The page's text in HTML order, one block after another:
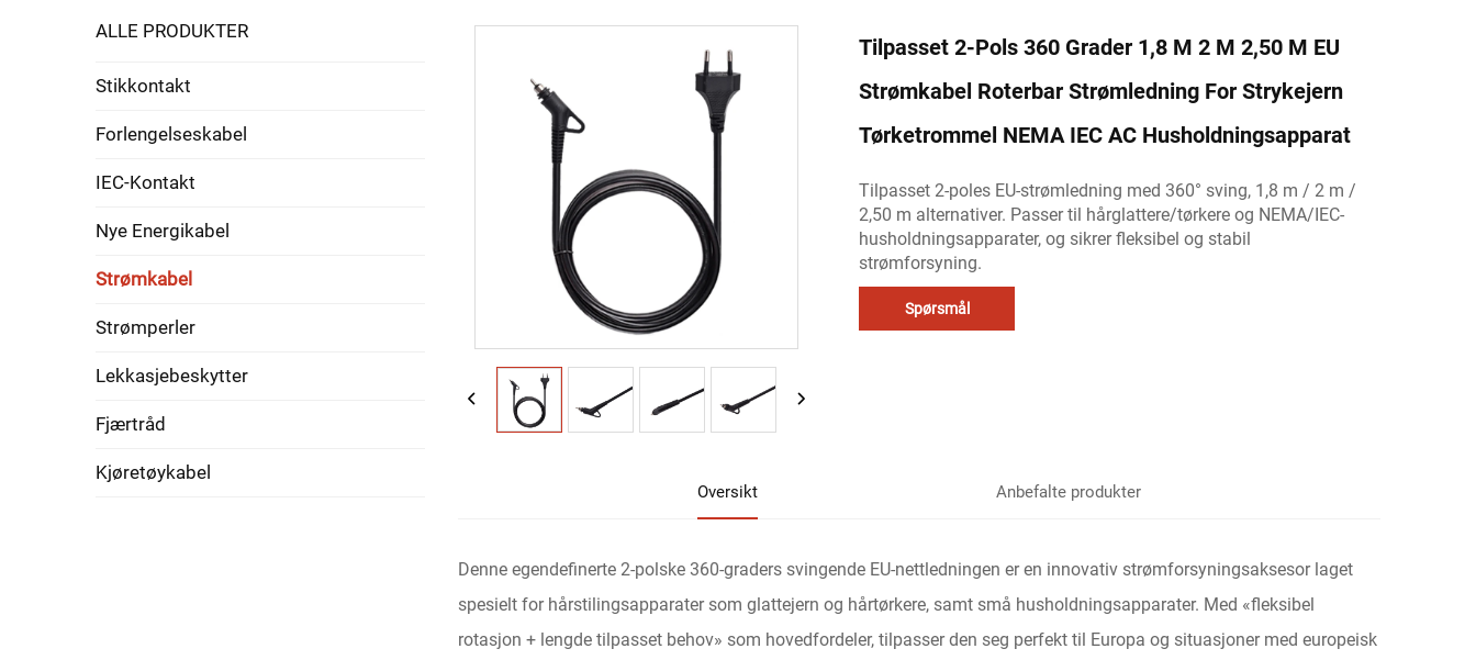
ALLE PRODUKTER
Stikkontakt
Forlengelseskabel
IEC-Kontakt
Nye Energikabel
Strømkabel
Strømperler
Lekkasjebeskytter
Fjærtråd
Kjøretøykabel
Tilpasset 2-Pols 360 Grader 1,8 M 2 M 2,50 M EU
Strømkabel Roterbar Strømledning For Strykejern
Tørketrommel NEMA IEC AC Husholdningsapparat
Tilpasset 2-poles EU-strømledning med 360° sving, 1,8 m / 2 m /
2,50 m alternativer. Passer til hårglattere/tørkere og NEMA/IEC-
husholdningsapparater, og sikrer fleksibel og stabil
strømforsyning.
Spørsmål
Oversikt Anbefalte produkter
Denne egendefinerte 2-polske 360-graders svingende EU-nettledningen er en innovativ strømforsyningsaksesor laget
spesielt for hårstilingsapparater som glattejern og hårtørkere, samt små husholdningsapparater. Med «fleksibel
rotasjon + lengde tilpasset behov» som hovedfordeler, tilpasser den seg perfekt til Europa og situasjoner med europeisk